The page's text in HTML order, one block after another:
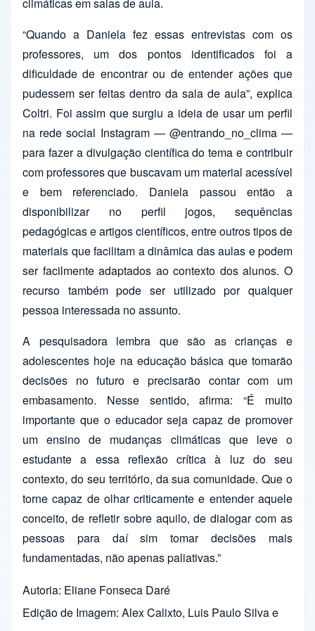
climáticas em salas de aula.
“Quando a Daniela fez essas entrevistas com os
professores, um dos pontos identificados foi a
dificuldade de encontrar ou de entender ações que
pudessem ser feitas dentro da sala de aula”, explica
Coltri. Foi assim que surgiu a ideia de usar um perfil
na rede social Instagram — @entrando_no_clima —
para fazer a divulgação científica do tema e contribuir
com professores que buscavam um material acessível
e bem referenciado. Daniela passou então a
disponibilizar no perfil jogos, sequências
pedagógicas e artigos científicos, entre outros tipos de
materiais que facilitam a dinâmica das aulas e podem
ser facilmente adaptados ao contexto dos alunos. O
recurso também pode ser utilizado por qualquer
pessoa interessada no assunto.
A pesquisadora lembra que são as crianças e
adolescentes hoje na educação básica que tomarão
decisões no futuro e precisarão contar com um
embasamento. Nesse sentido, afirma: “É muito
importante que o educador seja capaz de promover
um ensino de mudanças climáticas que leve o
estudante a essa reflexão crítica à luz do seu
contexto, do seu território, da sua comunidade. Que o
torne capaz de olhar criticamente e entender aquele
conceito, de refletir sobre aquilo, de dialogar com as
pessoas para daí sim tomar decisões mais
fundamentadas, não apenas paliativas.”
Autoria: Eliane Fonseca Daré
Edição de Imagem: Alex Calixto, Luis Paulo Silva e